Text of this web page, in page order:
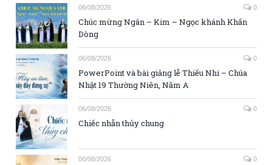
06/08/2026 0
Chúc mừng Ngân – Kim – Ngọc khánh Khấn
Dòng
06/08/2026 0
PowerPoint và bài giảng lễ Thiếu Nhi – Chúa
Nhật 19 Thường Niên, Năm A
06/08/2026 0
Chiếc nhẫn thủy chung
06/08/2026 0